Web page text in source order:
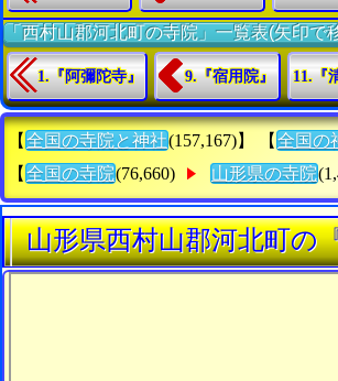
「西村山郡河北町の寺院」一覧表(矢印で
1.『阿彌陀寺』 9.『宿用院』 11.『
【 全国の寺院と神社(157,167)】 【 全国の
【 全国の寺院(76,660) 山形県の寺院
山形県西村山郡河北町の